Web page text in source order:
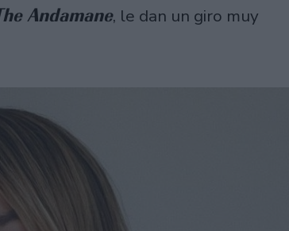
Andamane, le dan un giro muy